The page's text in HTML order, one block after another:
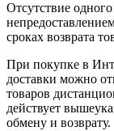
Отсутствие
сроках возврата
При покупке в
доставки можно
товаров
действует
обмену и возврату.